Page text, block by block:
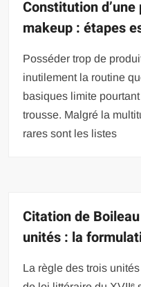
Constitution
makeup : étapes
Posséder trop de
inutilement la routine
basiques limite
trousse. Malgré la
rares sont les listes
Citation de
unités : la
La règle des trois